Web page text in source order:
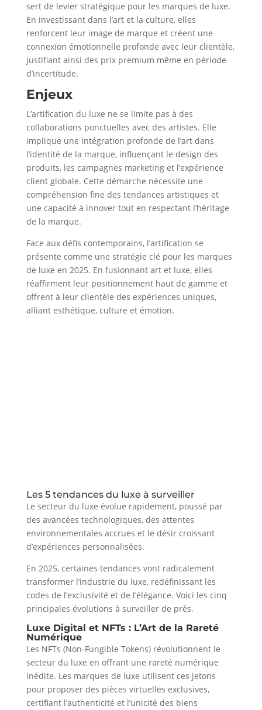
sert de levier stratégique pour les marques de luxe.
En investissant dans l’art et la culture, elles
renforcent leur image de marque et créent une
connexion émotionnelle profonde avec leur clientèle,
justifiant ainsi des prix premium même en période
d’incertitude.
Enjeux
L’artification du luxe ne se limite pas à des
collaborations ponctuelles avec des artistes. Elle
implique une intégration profonde de l’art dans
l’identité de la marque, influençant le design des
produits, les campagnes marketing et l’expérience
client globale. Cette démarche nécessite une
compréhension fine des tendances artistiques et
une capacité à innover tout en respectant l’héritage
de la marque.
Face aux défis contemporains, l’artification se
présente comme une stratégie clé pour les marques
de luxe en 2025. En fusionnant art et luxe, elles
réaffirment leur positionnement haut de gamme et
offrent à leur clientèle des expériences uniques,
alliant esthétique, culture et émotion.
Les 5 tendances du luxe à surveiller
Le secteur du luxe évolue rapidement, poussé par
des avancées technologiques, des attentes
environnementales accrues et le désir croissant
d’expériences personnalisées.
En 2025, certaines tendances vont radicalement
transformer l’industrie du luxe, redéfinissant les
codes de l’exclusivité et de l’élégance. Voici les cinq
principales évolutions à surveiller de près.
Luxe Digital et NFTs : L’Art de la Rareté
Numérique
Les NFTs (Non-Fungible Tokens) révolutionnent le
secteur du luxe en offrant une rareté numérique
inédite. Les marques de luxe utilisent ces jetons
pour proposer des pièces virtuelles exclusives,
certifiant l’authenticité et l’unicité des biens